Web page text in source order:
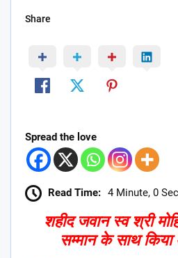
Share
Spread the love
Read Time: 4 Minute, 0
शहीद जवान स्व श्री
सम्मान के साथ